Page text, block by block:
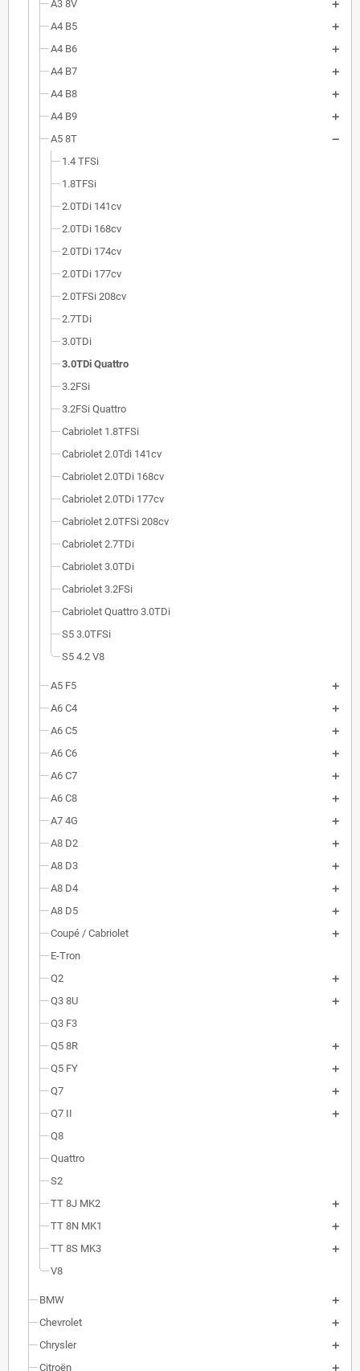
A3 8V
A4 B5
A4 B6
A4 B7
A4 B8
A4 B9
A5 8T
1.4 TFSi
1.8TFSi
2.0TDi 141cv
2.0TDi 168cv
2.0TDi 174cv
2.0TDi 177cv
2.0TFSi 208cv
2.7TDi
3.0TDi
3.0TDi Quattro
3.2FSi
3.2FSi Quattro
Cabriolet 1.8TFSi
Cabriolet 2.0Tdi 141cv
Cabriolet 2.0TDi 168cv
Cabriolet 2.0TDi 177cv
Cabriolet 2.0TFSi 208cv
Cabriolet 2.7TDi
Cabriolet 3.0TDi
Cabriolet 3.2FSi
Cabriolet Quattro 3.0TDi
S5 3.0TFSi
S5 4.2 V8
A5 F5
A6 C4
A6 C5
A6 C6
A6 C7
A6 C8
A7 4G
A8 D2
A8 D3
A8 D4
A8 D5
Coupé / Cabriolet
E-Tron
Q2
Q3 8U
Q3 F3
Q5 8R
Q5 FY
Q7
Q7 II
Q8
Quattro
S2
TT 8J MK2
TT 8N MK1
TT 8S MK3
V8
BMW
Chevrolet
Chrysler
Citroën